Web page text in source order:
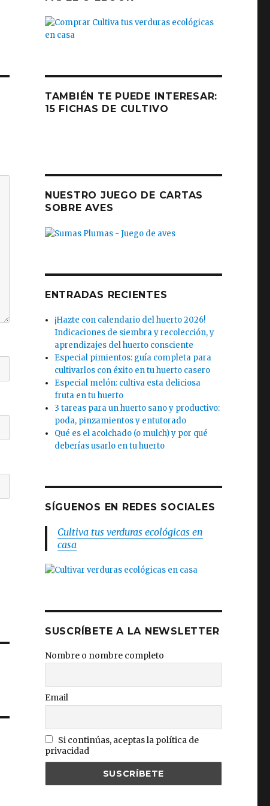
TAMBIÉN TE PUEDE INTERESAR:
15 FICHAS DE CULTIVO
NUESTRO JUEGO DE CARTAS
SOBRE AVES
ENTRADAS RECIENTES
¡Hazte con calendario del huerto 2026!
Indicaciones de siembra y recolección, y
aprendizajes del huerto consciente
Especial pimientos: guía completa para
cultivarlos con éxito en tu huerto casero
Especial melón: cultiva esta deliciosa
fruta en tu huerto
3 tareas para un huerto sano y productivo:
poda, pinzamientos y entutorado
Qué es el acolchado (o mulch) y por qué
deberías usarlo en tu huerto
SÍGUENOS EN REDES SOCIALES
Cultiva tus verduras ecológicas en
casa
SUSCRÍBETE A LA NEWSLETTER
Nombre o nombre completo
Email
Si continúas, aceptas la política de
privacidad